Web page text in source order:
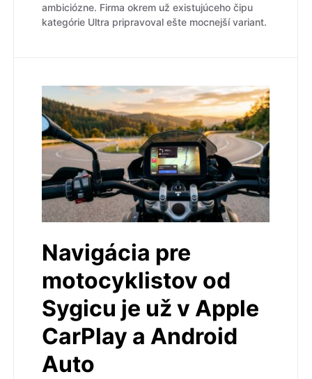
ambiciózne. Firma okrem už existujúceho čipu
kategórie Ultra pripravoval ešte mocnejší variant.
Navigácia pre
motocyklistov od
Sygicu je už v Apple
CarPlay a Android
Auto